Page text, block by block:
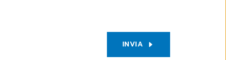
INVIA